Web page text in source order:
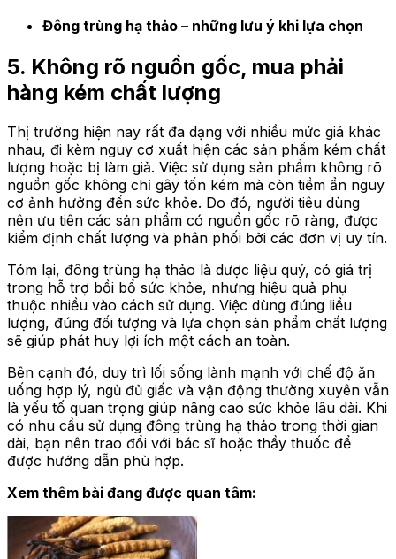
Đông trùng hạ thảo – những lưu ý khi lựa chọn
5. Không rõ nguồn gốc, mua phải
hàng kém chất lượng
Thị trường hiện nay rất đa dạng với nhiều mức giá khác
nhau, đi kèm nguy cơ xuất hiện các sản phẩm kém chất
lượng hoặc bị làm giả. Việc sử dụng sản phẩm không rõ
nguồn gốc không chỉ gây tốn kém mà còn tiềm ẩn nguy
cơ ảnh hưởng đến sức khỏe. Do đó, người tiêu dùng
nên ưu tiên các sản phẩm có nguồn gốc rõ ràng, được
kiểm định chất lượng và phân phối bởi các đơn vị uy tín.
Tóm lại, đông trùng hạ thảo là dược liệu quý, có giá trị
trong hỗ trợ bồi bổ sức khỏe, nhưng hiệu quả phụ
thuộc nhiều vào cách sử dụng. Việc dùng đúng liều
lượng, đúng đối tượng và lựa chọn sản phẩm chất lượng
sẽ giúp phát huy lợi ích một cách an toàn.
Bên cạnh đó, duy trì lối sống lành mạnh với chế độ ăn
uống hợp lý, ngủ đủ giấc và vận động thường xuyên vẫn
là yếu tố quan trọng giúp nâng cao sức khỏe lâu dài. Khi
có nhu cầu sử dụng đông trùng hạ thảo trong thời gian
dài, bạn nên trao đổi với bác sĩ hoặc thầy thuốc để
được hướng dẫn phù hợp.
Xem thêm bài đang được quan tâm: